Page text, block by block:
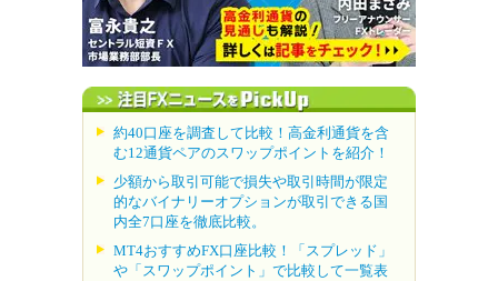
約40口座を調査して比較！高金利通貨を含
む12通貨ペアのスワップポイントを紹介！
少額から取引可能で損失や取引時間が限定
的なバイナリーオプションが取引できる国
内全7口座を徹底比較。
MT4おすすめFX口座比較！「スプレッド」
や「スワップポイント」で比較して一覧表